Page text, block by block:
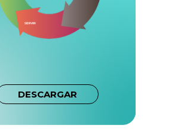
DESCARGAR